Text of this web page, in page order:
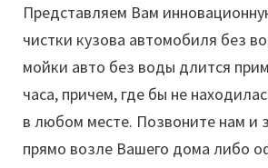
Представляем Вам
чистки кузова автомобиля без
мойки авто без воды длится
часа, причем, где бы не
в любом месте. Позвоните нам и
прямо возле Вашего дома либо